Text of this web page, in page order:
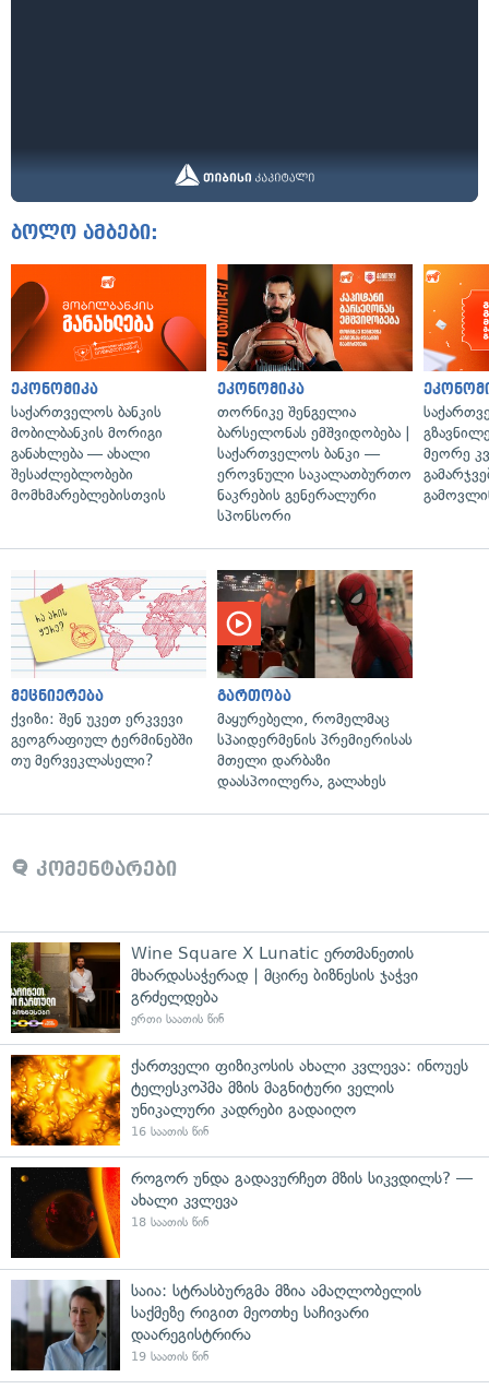
ბოლო ამბები:
ეკონომიკა
საქართველოს ბანკის
მობილბანკის მორიგი
განახლება — ახალი
შესაძლებლობები
მომხმარებლებისთვის
ეკონომიკა
თორნიკე შენგელია
ბარსელონას ემშვიდობება |
საქართველოს ბანკი —
ეროვნული საკალათბურთო
ნაკრების გენერალური
სპონსორი
მეორე
მეცნიერება
ქვიზი: შენ უკეთ ერკვევი
გეოგრაფიულ ტერმინებში
თუ მერვეკლასელი?
გართობა
მაყურებელი, რომელმაც
სპაიდერმენის პრემიერისას
მთელი დარბაზი
დაასპოილერა, გალახეს
კომენტარები
Wine Square X Lunatic ერთმანეთის
მხარდასაჭერად | მცირე ბიზნესის ჯაჭვი
გრძელდება
ერთი საათის წინ
ქართველი ფიზიკოსის ახალი კვლევა: ინოუეს
ტელესკოპმა მზის მაგნიტური ველის
უნიკალური კადრები გადაიღო
16 საათის წინ
როგორ უნდა გადავურჩეთ მზის სიკვდილს? —
ახალი კვლევა
18 საათის წინ
საია: სტრასბურგმა მზია ამაღლობელის
საქმეზე რიგით მეოთხე საჩივარი
დაარეგისტრირა
19 საათის წინ